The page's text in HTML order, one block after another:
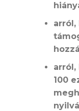
arról,
arról,
100